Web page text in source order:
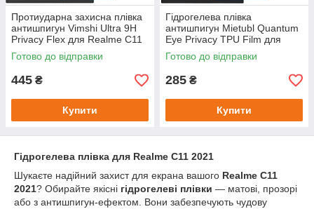
Протиударна захисна плівка
антишпигун Vimshi Ultra 9H
Privacy Flex для Realme C11
2021
Готово до відправки
445 ₴
Купити
Гідрогелева плівка
антишпигун Mietubl Quantum
Eye Privacy TPU Film для
Realme C11 2021
Готово до відправки
285 ₴
Купити
Гідрогелева плівка для Realme C11 2021
Шукаєте надійний захист для екрана вашого Realme C11
2021? Обирайте якісні гідрогелеві плівки — матові, прозорі
або з антишпигун-ефектом. Вони забезпечують чудову